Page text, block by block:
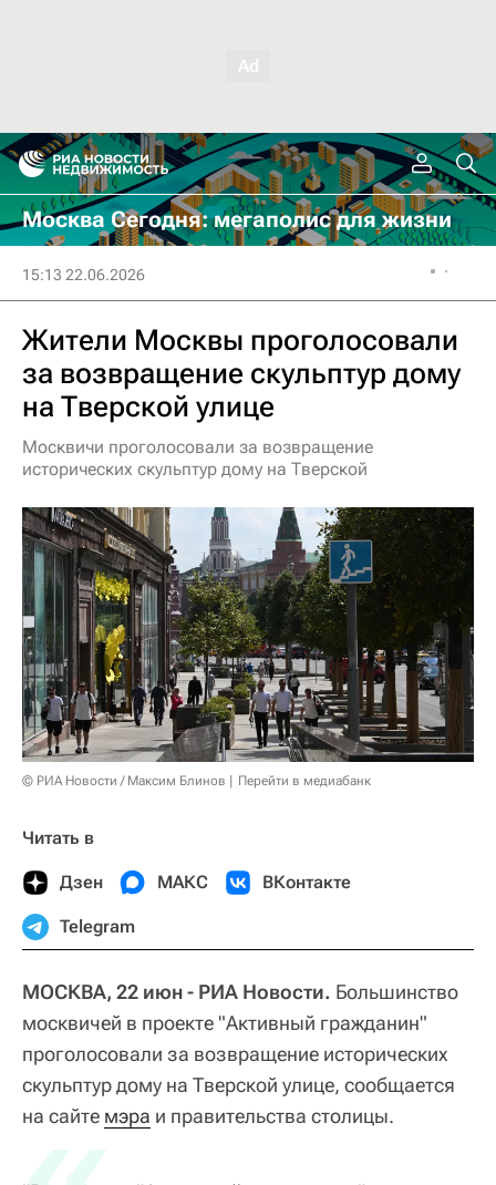
Москва Сегодня: мегаполис для жизни
15:13 22.06.2026
Жители Москвы проголосовали
за возвращение скульптур дому
на Тверской улице
Москвичи проголосовали за возвращение
исторических скульптур дому на Тверской
© РИА Новости / Максим Блинов Перейти в медиабанк
Читать в
Дзен МАКС ВКонтакте
Telegram
МОСКВА, 22 июн - РИА Новости. Большинство
москвичей в проекте "Активный гражданин"
проголосовали за возвращение исторических
скульптур дому на Тверской улице, сообщается
на сайте мэра и правительства столицы.